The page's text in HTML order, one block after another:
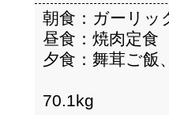
朝食：ガーリッ
昼食：焼肉定食
夕食：舞茸ご飯
70.1kg